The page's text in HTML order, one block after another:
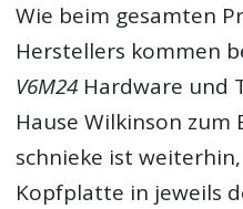
Wie beim gesamten
Herstellers kommen
V6M24 Hardware und
Hause Wilkinson zum
schnieke ist
Kopfplatte in jeweils